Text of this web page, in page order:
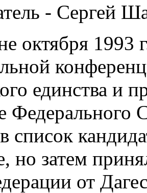
- Сергей
октября 1993
единства и
Федерального
список
но затем
от